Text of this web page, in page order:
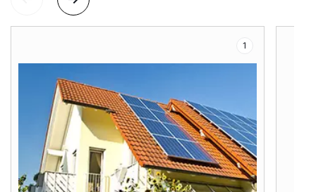
1
Contactformulier
Adresgegevens
Ook interessant?
Downloads